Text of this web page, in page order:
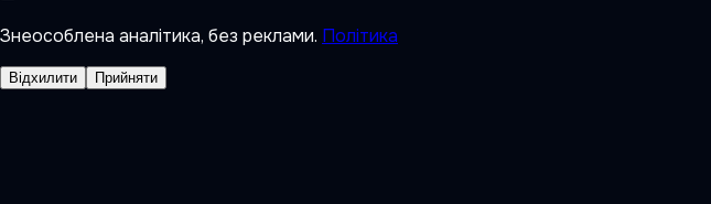
Знеособлена аналітика, без реклами. Політика
Відхилити Прийняти